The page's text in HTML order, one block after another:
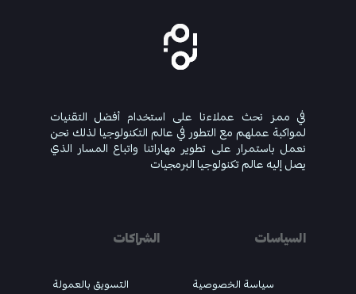
في ممز نحث عملاءنا على استخدام أفضل التقنيات
لمواكبة عملهم مع التطور في عالم التكنولوجيا لذلك نحن
نعمل باستمرار على تطوير مهاراتنا واتباع المسار الذي
يصل إليه عالم تكنولوجيا البرمجيات
السياسات
سياسة الخصوصية
الشراكات
التسويق بالعمولة